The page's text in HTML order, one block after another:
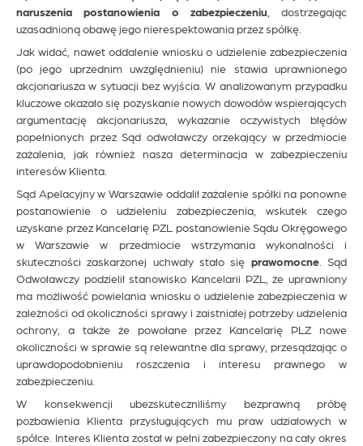
naruszenia postanowienia o zabezpieczeniu , dostrzegając
uzasadnioną obawę jego nierespektowania przez spółkę.
Jak widać, nawet oddalenie wniosku o udzielenie zabezpieczenia
(po jego uprzednim uwzględnieniu) nie stawia uprawnionego
akcjonariusza w sytuacji bez wyjścia. W analizowanym przypadku
kluczowe okazało się pozyskanie nowych dowodów wspierających
argumentację akcjonariusza, wykazanie oczywistych błędów
popełnionych przez Sąd odwoławczy orzekający w przedmiocie
zażalenia, jak również nasza determinacja w zabezpieczeniu
interesów Klienta.
Sąd Apelacyjny w Warszawie oddalił zażalenie spółki na ponowne
postanowienie o udzieleniu zabezpieczenia, wskutek czego
uzyskane przez Kancelarię PZL postanowienie Sądu Okręgowego
w Warszawie w przedmiocie wstrzymania wykonalności i
skuteczności zaskarżonej uchwały stało się prawomocne. Sąd
Odwoławczy podzielił stanowisko Kancelarii PZL, że uprawniony
ma możliwość powielania wniosku o udzielenie zabezpieczenia w
zależności od okoliczności sprawy i zaistniałej potrzeby udzielenia
ochrony, a także że powołane przez Kancelarię PLZ nowe
okoliczności w sprawie są relewantne dla sprawy, przesądzając o
uprawdopodobnieniu roszczenia i interesu prawnego w
zabezpieczeniu.
W konsekwencji ubezskuteczniliśmy bezprawną próbę
pozbawienia Klienta przysługujących mu praw udziałowych w
spółce. Interes Klienta został w pełni zabezpieczony na cały okres